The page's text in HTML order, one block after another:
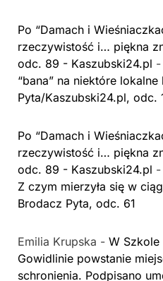
Po “Damach i
rzeczywistość i… piękna
odc. 89 - Kaszubski24.pl -
“bana” na niektóre
Pyta/Kaszubski24.pl, odc.
Po “Damach i
rzeczywistość i… piękna
odc. 89 - Kaszubski24.pl -
Z czym mierzyła się w
Brodacz Pyta, odc. 61
Emilia Krupska - W
Gowidlinie powstanie
schronienia. Podpisano